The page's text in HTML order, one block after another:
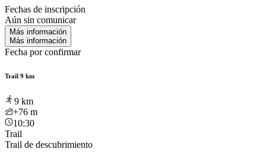
Fechas de inscripción
Aún sin comunicar
Más información
Más información
Fecha por confirmar
Trail 9 km
9 km
+76 m
10:30
Trail
Trail de descubrimiento